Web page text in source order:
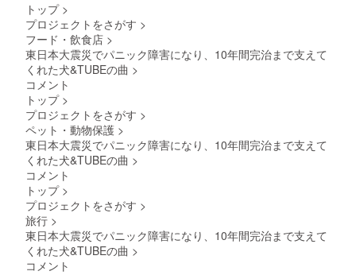
ます。
るで
オル、1
は2024
回のご
GW(202
4/4/26
ので空
す。 ※
こ本人
ます。
※ご使用
とに別
夕食は
別途料
夕食を
付ける
入り口
㎝～20
㎝角ほ
時、必
ず備考
メージ
ので、
必ずし
りませ
んので
トップ >
プロジェクトをさがす >
フード・飲食店 >
東日本大震災でパニック障害になり、10年間完治まで支えて
くれた犬&TUBEの曲 >
コメント
トップ >
プロジェクトをさがす >
ペット・動物保護 >
東日本大震災でパニック障害になり、10年間完治まで支えて
くれた犬&TUBEの曲 >
コメント
トップ >
プロジェクトをさがす >
旅行 >
東日本大震災でパニック障害になり、10年間完治まで支えて
くれた犬&TUBEの曲 >
コメント